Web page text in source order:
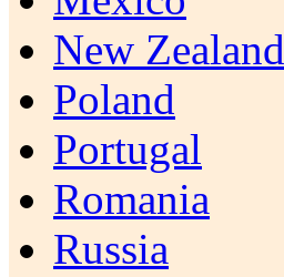
New Zealand
Poland
Portugal
Romania
Russia